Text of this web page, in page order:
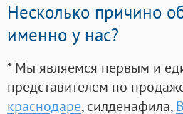
Несколько причино
именно у нас?
* Мы являемся первым и
представителем по
краснодаре, силденафила,